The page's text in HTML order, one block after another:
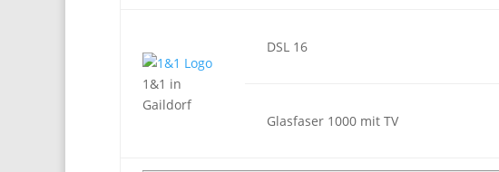
1&1 in
Gaildorf
DSL 16
Glasfaser 1000 mit TV